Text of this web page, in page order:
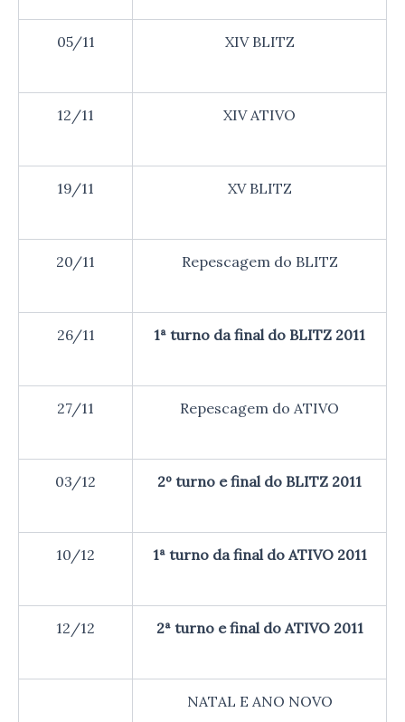
05/11 XIV BLITZ
12/11 XIV ATIVO
19/11 XV BLITZ
20/11 Repescagem do BLITZ
26/11 1ª turno da final do BLITZ 2011
27/11 Repescagem do ATIVO
03/12 2º turno e final do BLITZ 2011
10/12 1ª turno da final do ATIVO 2011
12/12 2ª turno e final do ATIVO 2011
NATAL E ANO NOVO